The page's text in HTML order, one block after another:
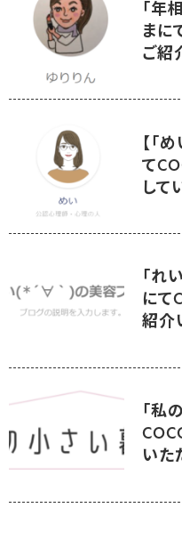
「年
まに
ご紹
【「
て
して
「れ
にて
紹介
「私
いた